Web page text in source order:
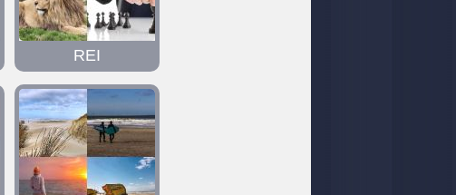
REI